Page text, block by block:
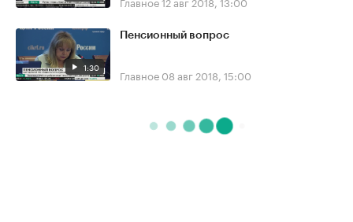
1:30
Пенсионный вопрос
Главное 08 авг 2018, 15:00